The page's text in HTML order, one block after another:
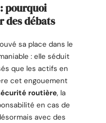
pourquoi
des débats
sa place dans le
: elle séduit
que les actifs en
cet engouement
routière, la
en cas de
avec des